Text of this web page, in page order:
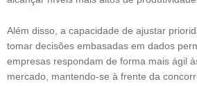
Além disso, a capacidade de ajustar
tomar decisões embasadas em dados
empresas respondam de forma mais ágil
mercado, mantendo-se à frente da